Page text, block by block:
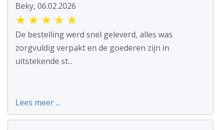
Beky, 06.02.2026
★ ★ ★ ★ ★
De bestelling werd snel geleverd, alles was
zorgvuldig verpakt en de goederen zijn in
uitstekende st...
Lees meer ...